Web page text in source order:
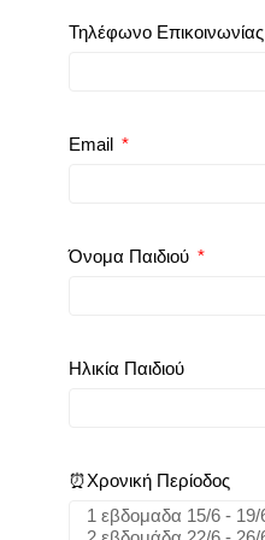
Τηλέφωνο Επικοινωνίας
Email
Όνομα Παιδιού
Ηλικία Παιδιού
⏰Χρονική Περίοδος